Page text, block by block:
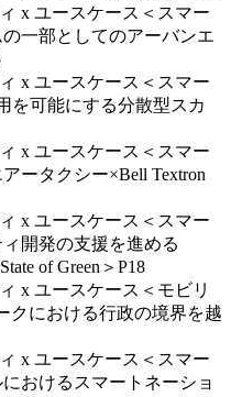
x ユースケース＜スマー
一部としてのアーバンエ
x ユースケース＜スマー
を可能にする分散型スカ
x ユースケース＜スマー
ータクシー×Bell Textron
x ユースケース＜スマー
開発の支援を進める
of Green＞P18
x ユースケース＜モビリ
クにおける行政の境界を越
x ユースケース＜スマー
おけるスマートネーショ